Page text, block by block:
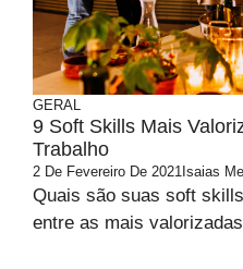
GERAL
9 Soft Skills Mais
Trabalho
2 De Fevereiro De 2021 Isaias
Quais são suas soft
entre as mais